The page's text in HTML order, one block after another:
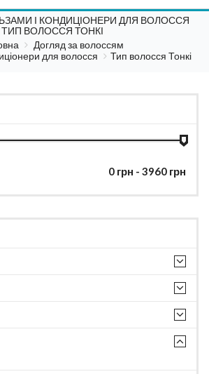
І КОНДИЦІОНЕРИ ДЛЯ ВОЛОССЯ
ТИП ВОЛОССЯ ТОНКІ
Догляд за волоссям
для волосся
Тип волосся Тонкі